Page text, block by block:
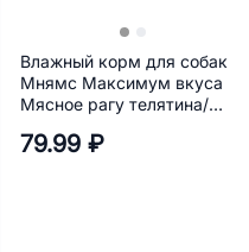
Влажный корм для собак
Мнямс Максимум вкуса
Мясное рагу телятина/
79.99 ₽